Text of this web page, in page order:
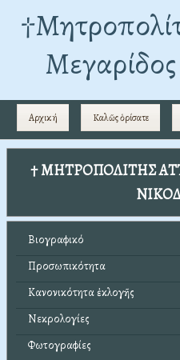
Αρχική Καλῶς ὁρίσατε
† ΜΗΤΡΟΠΟΛΙΤΗΣ
Βιογραφικό
Προσωπικότητα
Κανονικότητα ἐκλογῆς
Νεκρολογίες
Φωτογραφίες